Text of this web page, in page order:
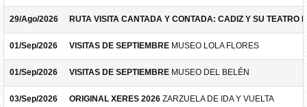
29/Ago/2026 RUTA VISITA CANTADA Y CONTADA: CADIZ Y SU TEATRO
01/Sep/2026 VISITAS DE SEPTIEMBRE MUSEO LOLA FLORES
01/Sep/2026 VISITAS DE SEPTIEMBRE MUSEO DEL BELÉN
03/Sep/2026 ORIGINAL XERES 2026 ZARZUELA DE IDA Y VUELTA